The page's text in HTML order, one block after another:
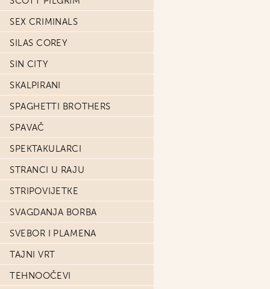
SEX CRIMINALS
SILAS COREY
SIN CITY
SKALPIRANI
SPAGHETTI BROTHERS
SPAVAČ
SPEKTAKULARCI
STRANCI U RAJU
STRIPOVIJETKE
SVAGDANJA BORBA
SVEBOR I PLAMENA
TAJNI VRT
TEHNOOČEVI